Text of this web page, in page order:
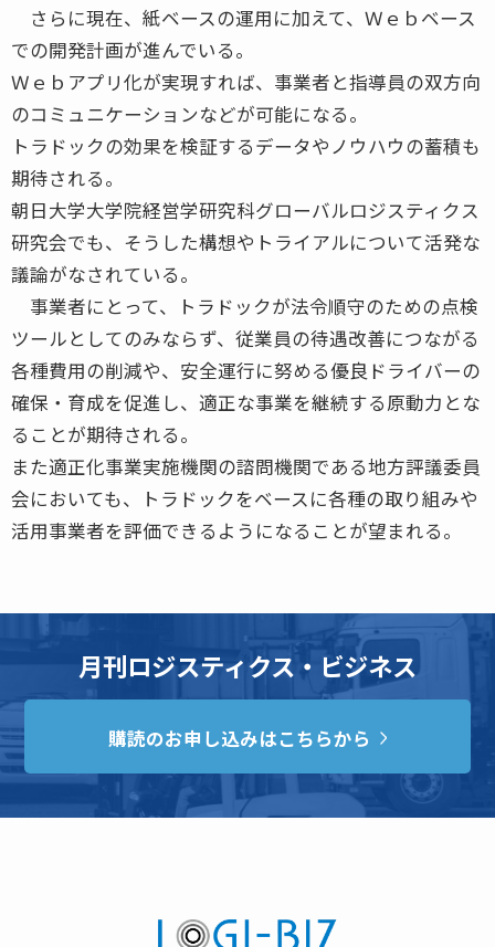
さらに現在、紙ベースの運用に加えて、Ｗｅｂベース
での開発計画が進んでいる。
Ｗｅｂアプリ化が実現すれば、事業者と指導員の双方向
のコミュニケーションなどが可能になる。
トラドックの効果を検証するデータやノウハウの蓄積も
期待される。
朝日大学大学院経営学研究科グローバルロジスティクス
研究会でも、そうした構想やトライアルについて活発な
議論がなされている。
事業者にとって、トラドックが法令順守のための点検
ツールとしてのみならず、従業員の待遇改善につながる
各種費用の削減や、安全運行に努める優良ドライバーの
確保・育成を促進し、適正な事業を継続する原動力とな
ることが期待される。
また適正化事業実施機関の諮問機関である地方評議委員
会においても、トラドックをベースに各種の取り組みや
活用事業者を評価できるようになることが望まれる。
月刊ロジスティクス・ビジネス
購読のお申し込みはこちらから